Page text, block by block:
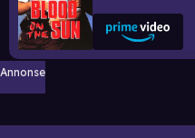
Annonse